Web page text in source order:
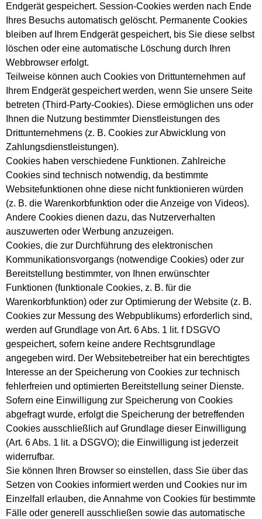
Endgerät gespeichert. Session-Cookies werden nach Ende
Ihres Besuchs automatisch gelöscht. Permanente Cookies
bleiben auf Ihrem Endgerät gespeichert, bis Sie diese selbst
löschen oder eine automatische Löschung durch Ihren
Webbrowser erfolgt.
Teilweise können auch Cookies von Drittunternehmen auf
Ihrem Endgerät gespeichert werden, wenn Sie unsere Seite
betreten (Third-Party-Cookies). Diese ermöglichen uns oder
Ihnen die Nutzung bestimmter Dienstleistungen des
Drittunternehmens (z. B. Cookies zur Abwicklung von
Zahlungsdienstleistungen).
Cookies haben verschiedene Funktionen. Zahlreiche
Cookies sind technisch notwendig, da bestimmte
Websitefunktionen ohne diese nicht funktionieren würden
(z. B. die Warenkorbfunktion oder die Anzeige von Videos).
Andere Cookies dienen dazu, das Nutzerverhalten
auszuwerten oder Werbung anzuzeigen.
Cookies, die zur Durchführung des elektronischen
Kommunikationsvorgangs (notwendige Cookies) oder zur
Bereitstellung bestimmter, von Ihnen erwünschter
Funktionen (funktionale Cookies, z. B. für die
Warenkorbfunktion) oder zur Optimierung der Website (z. B.
Cookies zur Messung des Webpublikums) erforderlich sind,
werden auf Grundlage von Art. 6 Abs. 1 lit. f DSGVO
gespeichert, sofern keine andere Rechtsgrundlage
angegeben wird. Der Websitebetreiber hat ein berechtigtes
Interesse an der Speicherung von Cookies zur technisch
fehlerfreien und optimierten Bereitstellung seiner Dienste.
Sofern eine Einwilligung zur Speicherung von Cookies
abgefragt wurde, erfolgt die Speicherung der betreffenden
Cookies ausschließlich auf Grundlage dieser Einwilligung
(Art. 6 Abs. 1 lit. a DSGVO); die Einwilligung ist jederzeit
widerrufbar.
Sie können Ihren Browser so einstellen, dass Sie über das
Setzen von Cookies informiert werden und Cookies nur im
Einzelfall erlauben, die Annahme von Cookies für bestimmte
Fälle oder generell ausschließen sowie das automatische